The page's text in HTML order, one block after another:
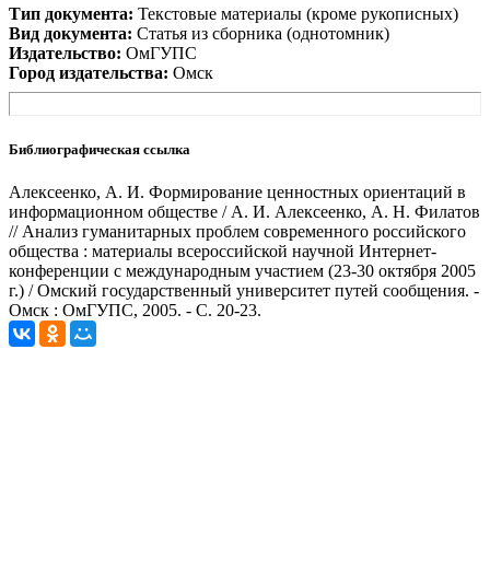
Тип документа: Текстовые материалы (кроме рукописных)
Вид документа: Статья из сборника (однотомник)
Издательство: ОмГУПС
Город издательства: Омск
Библиографическая ссылка
Алексеенко, А. И. Формирование ценностных ориентаций в
информационном обществе / А. И. Алексеенко, А. Н. Филатов
// Анализ гуманитарных проблем современного российского
общества : материалы всероссийской научной Интернет-
конференции с международным участием (23-30 октября 2005
г.) / Омский государственный университет путей сообщения. -
Омск : ОмГУПС, 2005. - С. 20-23.